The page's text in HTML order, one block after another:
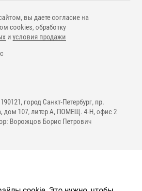
город Санкт-Петербург, пр.
дом 107, литер А, ПОМЕЩ. 4-Н, офис 2
Ворожцов Борис Петрович
вы даете согласие на
cookies, обработку
и условия продажи